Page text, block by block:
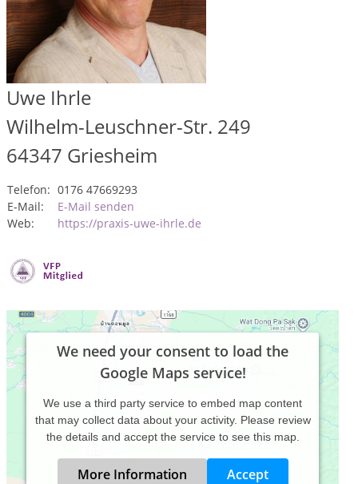
Uwe Ihrle
Wilhelm-Leuschner-Str. 249
64347 Griesheim
Telefon: 0176 47669293
E-Mail:
E-Mail senden
Web:
https://praxis-uwe-ihrle.de
We need your consent to load the
Google Maps service!
We use a third party service to embed map content
that may collect data about your activity. Please review
the details and accept the service to see this map.
More Information Accept